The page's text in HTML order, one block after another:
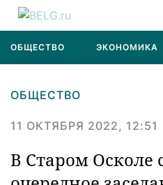
ОБЩЕСТВО ЭКОНОМИКА
ОБЩЕСТВО
11 ОКТЯБРЯ 2022, 12:51
В Старом Осколе